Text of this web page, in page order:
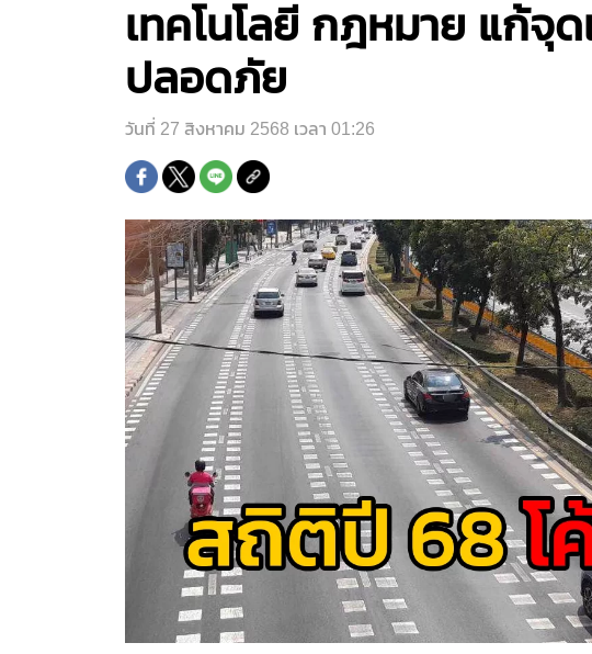
เทคโนโลยี กฎหมาย แก้จุ
ปลอดภัย
วันที่ 27 สิงหาคม 2568 เวลา 01:26